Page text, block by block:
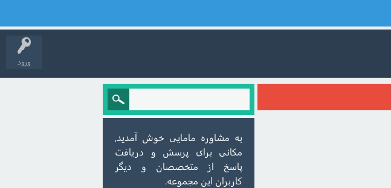
ورود
به مشاوره مامایی خوش آمدید,
مکانی برای پرسش و دریافت
پاسخ از متخصصان و دیگر
کاربران این مجموعه.